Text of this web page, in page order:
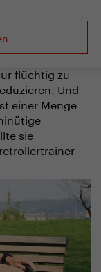
jeden
Dennoch
flüchtig zu
Und
einer Menge
sie